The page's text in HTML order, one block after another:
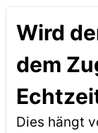
Wird
dem
Dies hängt